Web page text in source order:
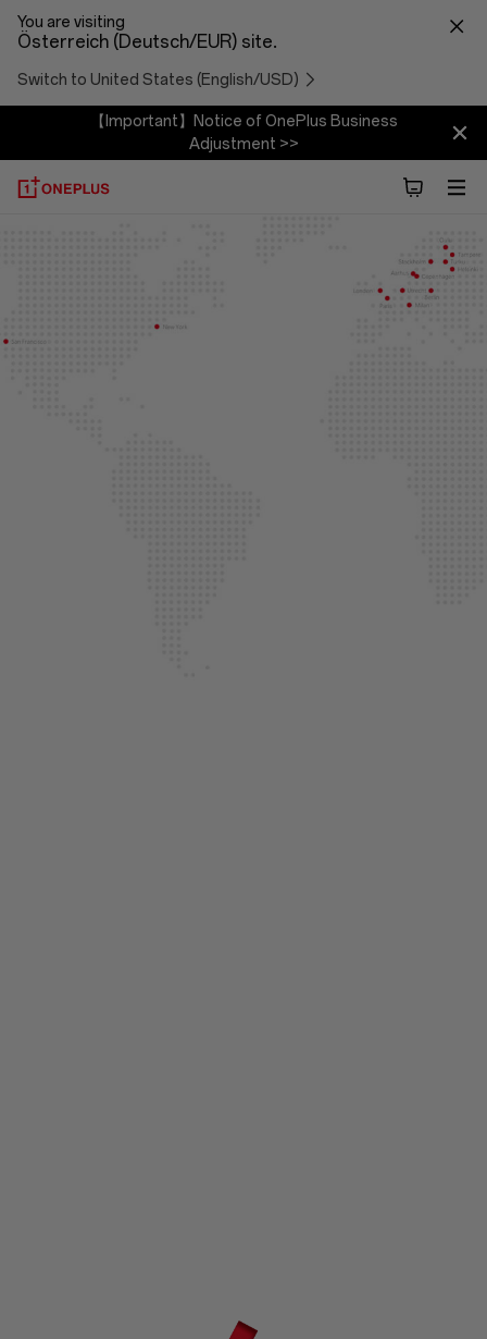
You are visiting
Österreich (Deutsch/EUR) site.
Switch to United States (English/USD)
【Important】Notice of OnePlus Business
Adjustment >>